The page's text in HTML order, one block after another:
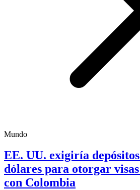
Mundo
EE. UU. exigiría
dólares para otorgar
con Colombia